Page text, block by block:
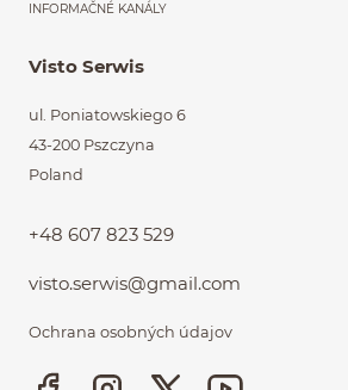
INFORMAČNÉ KANÁLY
Visto Serwis
ul. Poniatowskiego 6
43-200 Pszczyna
Poland
+48 607 823 529
visto.serwis@gmail.com
Ochrana osobných údajov